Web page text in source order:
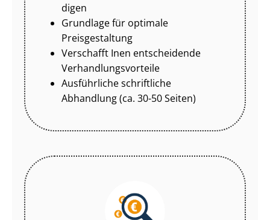
di­gen
Grundlage für optimale
Preisgestaltung
Verschafft Inen entscheidende
Ver­hand­lungs­vor­tei­le
Ausführliche schriftliche
Abhandlung (ca. 30-50 Seiten)